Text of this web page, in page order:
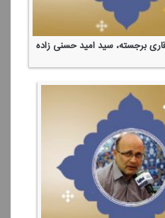
برجسته، سید امید حسنی زاده